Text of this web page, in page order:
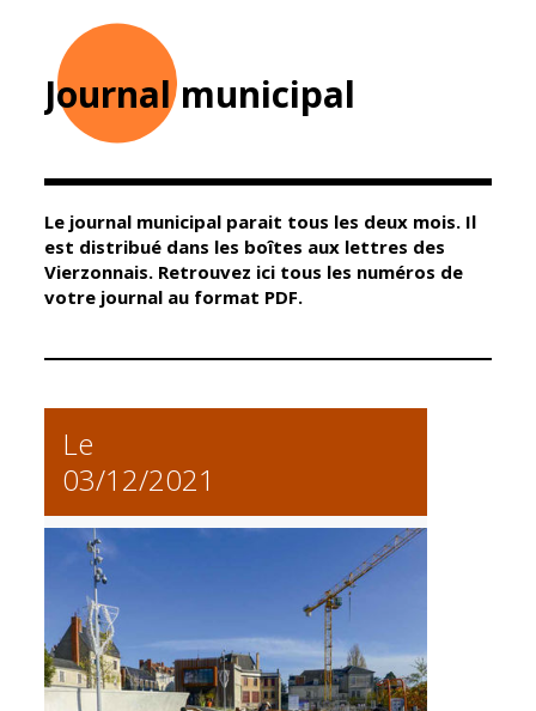
Mairie
Élus
Conseil
Municipal
Services de la
Marchés
publics
Cimetières
Titres
d'identité
État civil
Élections
Jumelages
Guichet unique
Petite enfance
enfance
scolaires
Accueil avant
et après classe
Réussite
éducative et
inclusion
Journal municipal
Le journal municipal parait tous les deux mois. Il
est distribué dans les boîtes aux lettres des
Vierzonnais. Retrouvez ici tous les numéros de
votre journal au format PDF.
Le
03/12/2021